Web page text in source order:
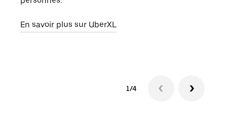
En savoir plus sur UberXL
1/4